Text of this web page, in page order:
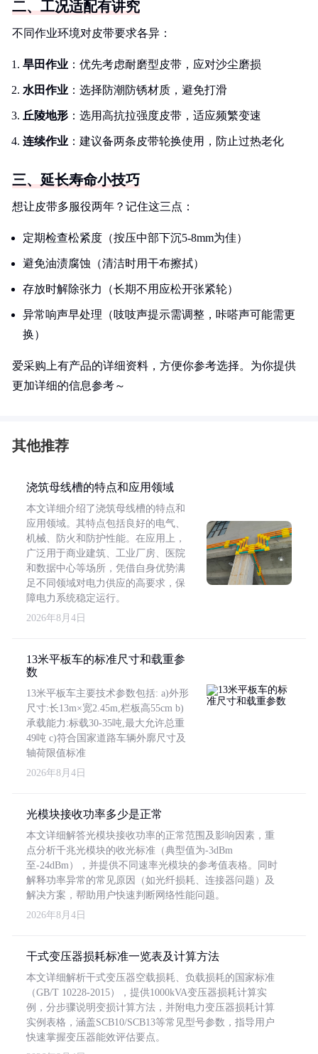
二、工况适配有讲究
不同作业环境对皮带要求各异：
旱田作业 ：优先考虑耐磨型皮带，应对沙尘磨损
水田作业 ：选择防潮防锈材质，避免打滑
丘陵地形 ：选用高抗拉强度皮带，适应频繁变速
连续作业 ：建议备两条皮带轮换使用，防止过热老化
三、延长寿命小技巧
想让皮带多服役两年？记住这三点：
定期检查松紧度（按压中部下沉5-8mm为佳）
避免油渍腐蚀（清洁时用干布擦拭）
存放时解除张力（长期不用应松开张紧轮）
异常响声早处理（吱吱声提示需调整，咔嗒声可能需更
换）
爱采购上有产品的详细资料，方便你参考选择。为你提供
更加详细的信息参考～
其他推荐
浇筑母线槽的特点和应用领域
本文详细介绍了浇筑母线槽的特点和
应用领域。其特点包括良好的电气、
机械、防火和防护性能。在应用上，
广泛用于商业建筑、工业厂房、医院
和数据中心等场所，凭借自身优势满
足不同领域对电力供应的高要求，保
障电力系统稳定运行。
2026年8月4日
13米平板车的标准尺寸和载重参
数
13米平板车主要技术参数包括: a)外形
尺寸:长13m×宽2.45m,栏板高55cm b)
承载能力:标载30-35吨,最大允许总重
49吨 c)符合国家道路车辆外廓尺寸及
轴荷限值标准
2026年8月4日
光模块接收功率多少是正常
本文详细解答光模块接收功率的正常范围及影响因素，重
点分析千兆光模块的收光标准（典型值为-3dBm
至-24dBm），并提供不同速率光模块的参考值表格。同时
解释功率异常的常见原因（如光纤损耗、连接器问题）及
解决方案，帮助用户快速判断网络性能问题。
2026年8月4日
干式变压器损耗标准一览表及计算方法
本文详细解析干式变压器空载损耗、负载损耗的国家标准
（GB/T 10228-2015），提供1000kVA变压器损耗计算实
例，分步骤说明变损计算方法，并附电力变压器损耗计算
实例表格，涵盖SCB10/SCB13等常见型号参数，指导用户
快速掌握变压器能效评估要点。